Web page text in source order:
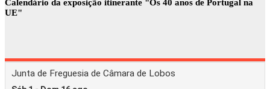
Calendário da exposição itinerante "Os 40 anos de Portugal na
UE"